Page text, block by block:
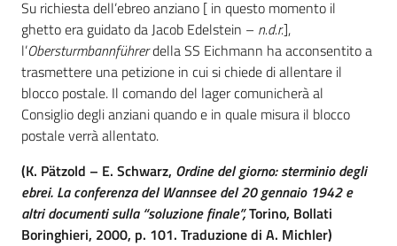
Su richiesta dell’ebreo anziano [ in questo momento il
ghetto era guidato da Jacob Edelstein – n.d.r.],
l’Obersturmbannführerdella SS Eichmann ha acconsentito a
trasmettere una petizione in cui si chiede di allentare il
blocco postale. Il comando del lager comunicherà al
Consiglio degli anziani quando e in quale misura il blocco
postale verrà allentato.
(K. Pätzold – E. Schwarz, Ordine del giorno: sterminio degli
ebrei. La conferenza del Wannsee del 20 gennaio 1942 e
altri documenti sulla “soluzione finale”,Torino, Bollati
Boringhieri, 2000, p. 101. Traduzione di A. Michler)